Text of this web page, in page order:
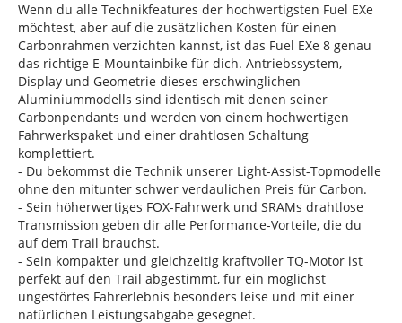
Wenn du alle Technikfeatures der hochwertigsten Fuel EXe
möchtest, aber auf die zusätzlichen Kosten für einen
Carbonrahmen verzichten kannst, ist das Fuel EXe 8 genau
das richtige E-Mountainbike für dich. Antriebssystem,
Display und Geometrie dieses erschwinglichen
Aluminiummodells sind identisch mit denen seiner
Carbonpendants und werden von einem hochwertigen
Fahrwerkspaket und einer drahtlosen Schaltung
komplettiert.
- Du bekommst die Technik unserer Light-Assist-Topmodelle
ohne den mitunter schwer verdaulichen Preis für Carbon.
- Sein höherwertiges FOX-Fahrwerk und SRAMs drahtlose
Transmission geben dir alle Performance-Vorteile, die du
auf dem Trail brauchst.
- Sein kompakter und gleichzeitig kraftvoller TQ-Motor ist
perfekt auf den Trail abgestimmt, für ein möglichst
ungestörtes Fahrerlebnis besonders leise und mit einer
natürlichen Leistungsabgabe gesegnet.